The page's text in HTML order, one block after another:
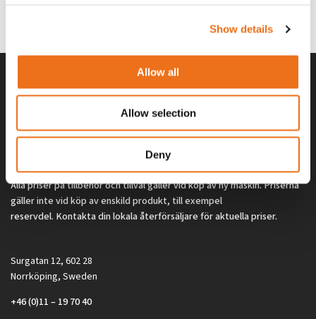
Show details
Allow all
Allow selection
Deny
(ex. moms)
Alla priser på tillbehör och tillval gäller vid köp av ny maskin. Priserna
gäller inte vid köp av enskild produkt, till exempel
reservdel. Kontakta din lokala återförsäljare för aktuella priser.
Surgatan 12, 602 28
Norrköping, Sweden
+46 (0)11 – 19 70 40